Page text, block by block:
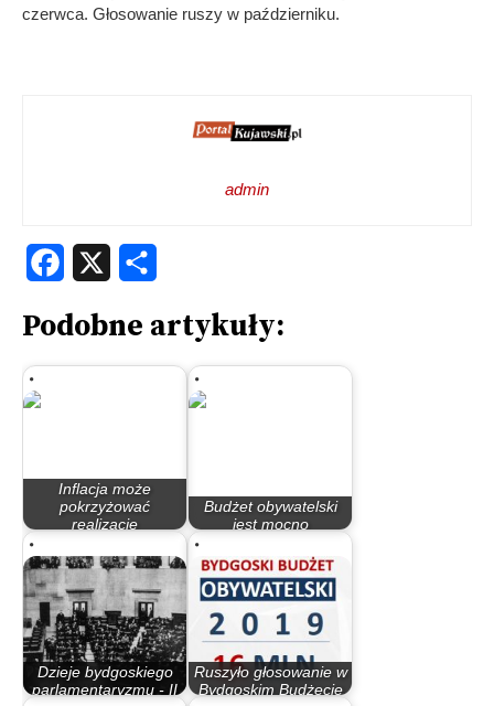
czerwca. Głosowanie ruszy w październiku.
admin
Facebook
Podobne artykuły:
Inflacja może
pokrzyżować
realizację
Budżet obywatelski
jest mocno
Dzieje bydgoskiego
parlamentaryzmu - II
Ruszyło głosowanie w
Bydgoskim Budżecie